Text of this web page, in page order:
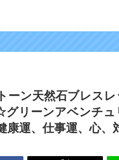
ーン天然石ブレス
リーンアベンチュ
運、仕事運、心、